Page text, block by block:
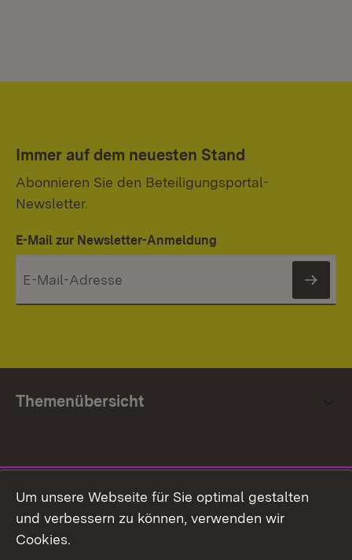
Immer auf dem neuesten Stand
Abonnieren Sie den Beteiligungsportal-
Newsletter.
E-Mail zur Newsletter-Anmeldung
Themenübersicht
Facebook
Um unsere Webseite für Sie optimal gestalten
und verbessern zu können, verwenden wir
Cookies.